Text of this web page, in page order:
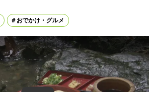
おでかけ・グルメ